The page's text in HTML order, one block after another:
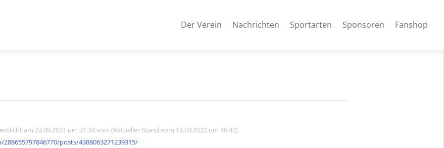
Der Verein Nachrichten Sportarten Sponsoren Fanshop
am 23.09.2021 um 21:34 von: (Aktueller Stand vom 14.03.2022 um 16:42)
posts/4388063271239315/